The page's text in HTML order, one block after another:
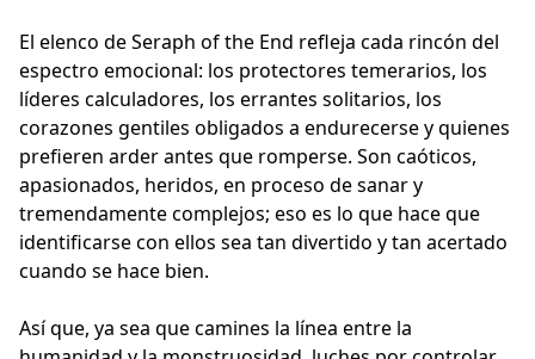
El elenco de Seraph of the End refleja cada rincón del
espectro emocional: los protectores temerarios, los
líderes calculadores, los errantes solitarios, los
corazones gentiles obligados a endurecerse y quienes
prefieren arder antes que romperse. Son caóticos,
apasionados, heridos, en proceso de sanar y
tremendamente complejos; eso es lo que hace que
identificarse con ellos sea tan divertido y tan acertado
cuando se hace bien.
Así que, ya sea que camines la línea entre la